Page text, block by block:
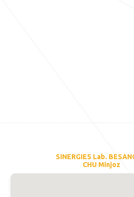
SINERGIES Lab.
CHU Minjoz